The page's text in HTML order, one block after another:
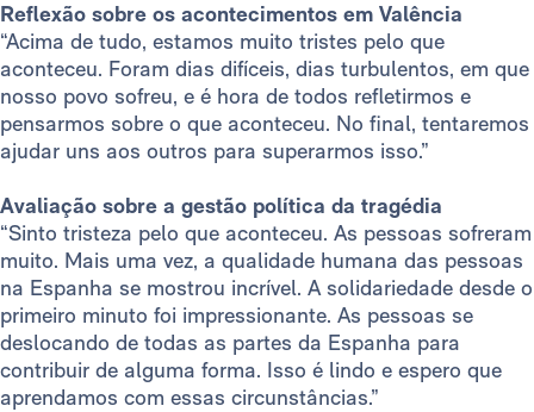
Reflexão sobre os acontecimentos em Valência
“Acima de tudo, estamos muito tristes pelo que
aconteceu. Foram dias difíceis, dias turbulentos, em que
nosso povo sofreu, e é hora de todos refletirmos e
pensarmos sobre o que aconteceu. No final, tentaremos
ajudar uns aos outros para superarmos isso.”
Avaliação sobre a gestão política da tragédia
“Sinto tristeza pelo que aconteceu. As pessoas sofreram
muito. Mais uma vez, a qualidade humana das pessoas
na Espanha se mostrou incrível. A solidariedade desde o
primeiro minuto foi impressionante. As pessoas se
deslocando de todas as partes da Espanha para
contribuir de alguma forma. Isso é lindo e espero que
aprendamos com essas circunstâncias.”